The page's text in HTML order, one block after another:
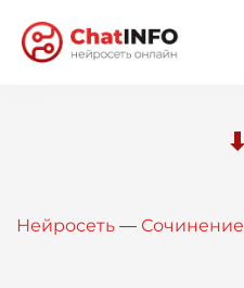
Вход
Нейросеть — Сочинение